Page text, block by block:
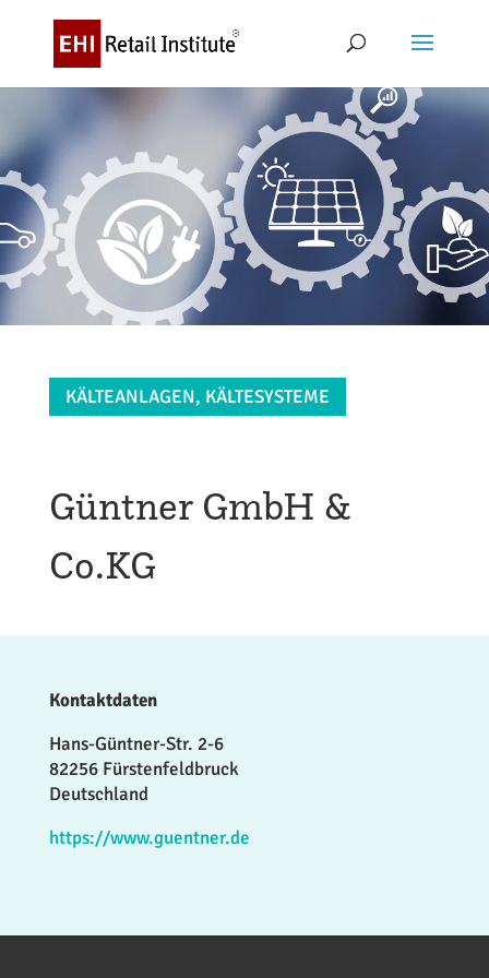
KÄLTEANLAGEN, KÄLTESYSTEME
Güntner GmbH &
Co.KG
Kontaktdaten
Hans-Güntner-Str. 2-6
82256 Fürstenfeldbruck
Deutschland
https://www.guentner.de